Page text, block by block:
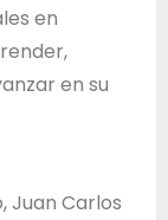
en
en su
Juan Carlos